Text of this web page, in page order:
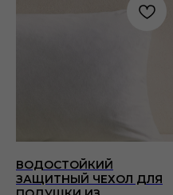
ВОДОСТОЙКИЙ
ЗАЩИТНЫЙ ЧЕХОЛ ДЛЯ